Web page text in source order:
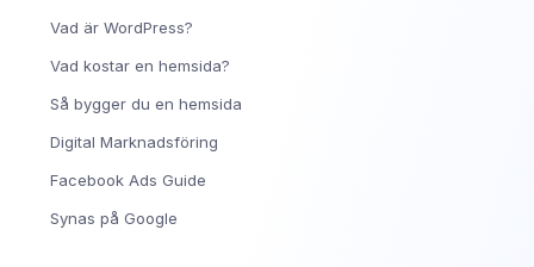
Vad är WordPress?
Vad kostar en hemsida?
Så bygger du en hemsida
Digital Marknadsföring
Facebook Ads Guide
Synas på Google